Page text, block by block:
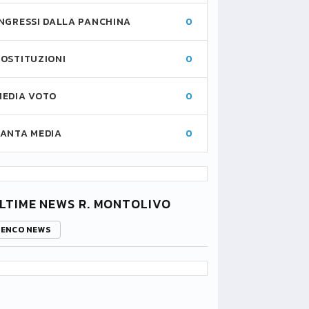
DALLA PANCHINA 0
0
VOTO 0
MEDIA 0
NEWS R. MONTOLIVO
NEWS